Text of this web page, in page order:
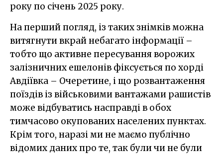
року по січень 2025 року.
На перший погляд, із таких знімків можна
витягнути вкрай небагато інформації –
тобто що активне пересування ворожих
залізничних ешелонів фіксується по хорді
Авдіївка – Очеретине, і що розвантаження
поїздів із військовими вантажами рашистів
може відбуватись насправді в обох
тимчасово окупованих населених пунктах.
Крім того, наразі ми не маємо публічно
відомих даних про те, так були чи не були